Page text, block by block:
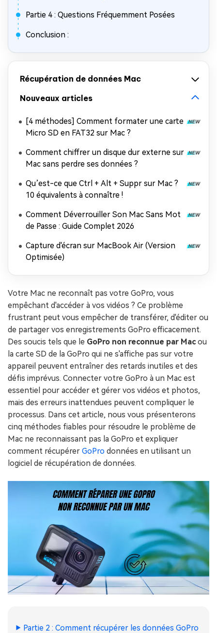
Partie 4 : Questions Fréquemment Posées
Conclusion :
Récupération de données Mac
Nouveaux articles
[4 méthodes] Comment formater une carte
Micro SD en FAT32 sur Mac ?
Comment chiffrer un disque dur externe sur
Mac sans perdre ses données ?
Qu’est-ce que Ctrl + Alt + Suppr sur Mac ?
10 équivalents à connaître !
Comment Déverrouiller Son Mac Sans Mot
de Passe : Guide Complet 2026
Capture d'écran sur MacBook Air (Version
Optimisée)
Votre Mac ne reconnaît pas votre GoPro, vous
empêchant d'accéder à vos vidéos ? Ce problème
frustrant peut vous empêcher de transférer, d'éditer ou
de partager vos enregistrements GoPro efficacement.
Des soucis tels que le GoPro non reconnue par Macou
la carte SD de la GoPro qui ne s'affiche pas sur votre
appareil peuvent entraîner des retards inutiles et des
défis imprévus. Connecter votre GoPro à un Mac est
essentiel pour accéder et gérer vos vidéos et photos,
mais des erreurs inattendues peuvent compliquer le
processus. Dans cet article, nous vous présenterons
cinq méthodes fiables pour résoudre le problème de
Mac ne reconnaissant pas la GoPro et expliquer
comment récupérer GoPro données en utilisant un
logiciel de récupération de données.
Partie 2 : Comment récupérer les données GoPro